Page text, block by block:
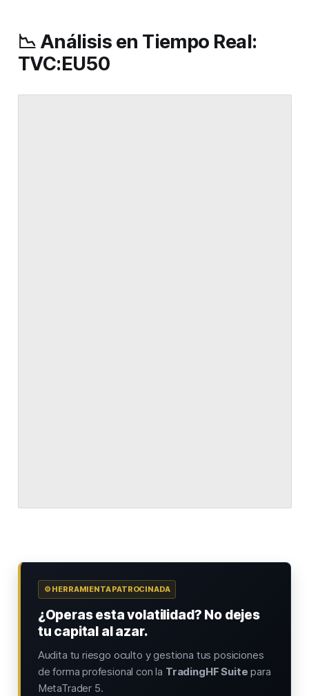
📉 Análisis en Tiempo Real:
TVC:EU50
⚙️ HERRAMIENTA PATROCINADA
¿Operas esta volatilidad? No dejes
tu capital al azar.
Audita tu riesgo oculto y gestiona tus posiciones
de forma profesional con la TradingHF Suite para
MetaTrader 5.